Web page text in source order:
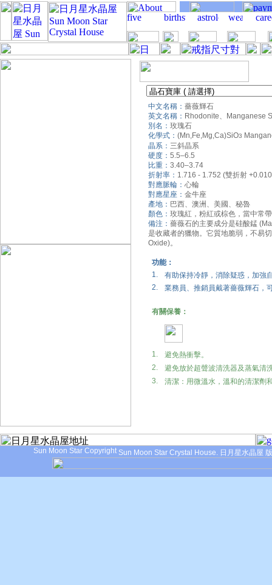
中文名稱： 薔薇輝石
英文名稱： Rhodonite、Manganese
別名： 玫瑰石
化學式： (Mn,Fe,Mg,Ca)SiO3
晶系： 三斜晶系
硬度： 5.5–6.5
比重： 3.40–3.74
折射率： 1.716 - 1.752 (雙折射
對應脈輪： 心輪
對應星座： 金牛座
產地： 巴西、澳洲、美國、秘魯
顏色： 玫瑰紅，粉紅或棕色，當中常
備注： 薔薇石的主要成分是硅酸錳
是收藏者的獵物。它質地脆弱，不易
Oxide)。
功能：
1.
有助保持冷靜，消除疑惑，加強
2.
業務員、推銷員戴著薔薇輝石，
有關保養：
1.
避免熱衝擊。
2.
避免放於超聲波清洗器及蒸氣清
3.
清潔：用微溫水，溫和的清潔劑
Sun Moon Star Crystal House. 日月星水晶屋